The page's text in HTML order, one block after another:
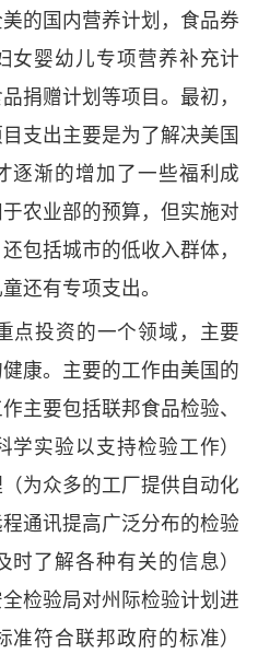
的国内营养计划，食品券
女婴幼儿专项营养补充计
捐赠计划等项目。最初，
支出主要是为了解决美国
逐渐的增加了一些福利成
农业部的预算，但实施对
包括城市的低收入群体，
还有专项支出。
点投资的一个领域，主要
康。主要的工作由美国的
主要包括联邦食品检验、
实验以支持检验工作）
为众多的工厂提供自动化
通讯提高广泛分布的检验
了解各种有关的信息）
检验局对州际检验计划进
符合联邦政府的标准）